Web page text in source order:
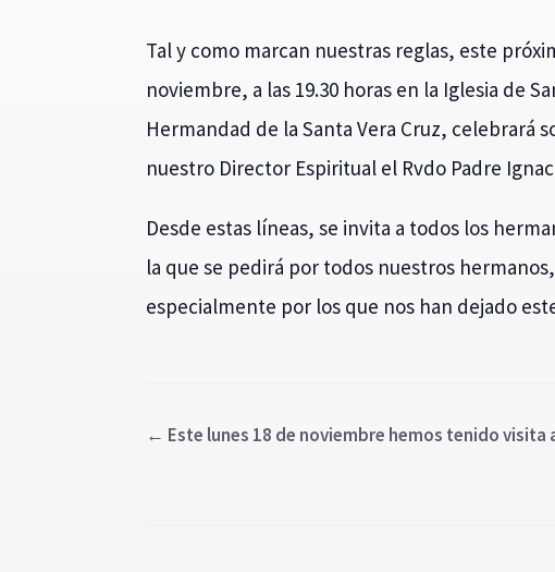
Tal y como marcan nuestras reglas, este
noviembre, a las 19.30 horas en la Iglesia de
Hermandad de la Santa Vera Cruz, celebrará
nuestro Director Espiritual el Rvdo Padre
Desde estas líneas, se invita a todos los
la que se pedirá por todos nuestros
especialmente por los que nos han dejado
← Este lunes 18 de noviembre hemos tenido visita